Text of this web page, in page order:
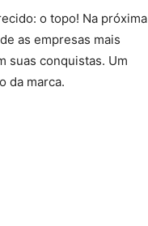
o topo! Na próxima
as empresas mais
suas conquistas. Um
da marca.